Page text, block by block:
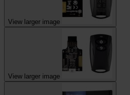
View larger image
View larger image